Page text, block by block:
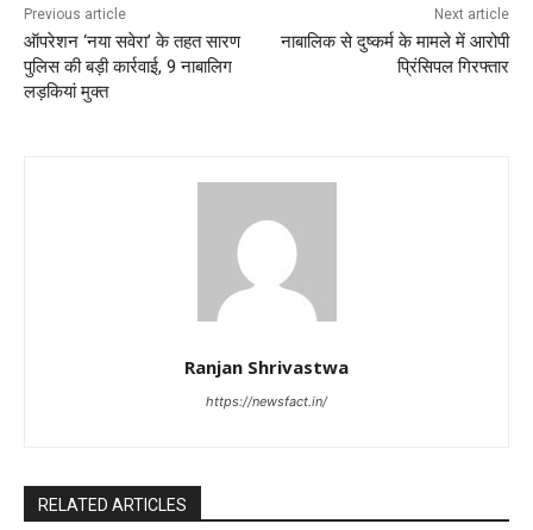
Previous article
ऑपरेशन ‘नया सवेरा’ के तहत सारण
पुलिस की बड़ी कार्रवाई, 9 नाबालिग
लड़कियां मुक्त
Next article
नाबालिक से दुष्कर्म के मामले में आरोपी
प्रिंसिपल गिरफ्तार
Ranjan Shrivastwa
https://newsfact.in/
RELATED ARTICLES